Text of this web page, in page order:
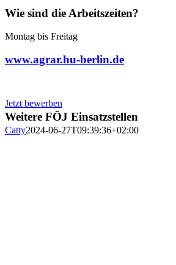
Wie sind die Arbeitszeiten?
Montag bis Freitag
www.agrar.hu-berlin.de
Jetzt bewerben
Weitere FÖJ Einsatzstellen
Catty2024-06-27T09:39:36+02:00